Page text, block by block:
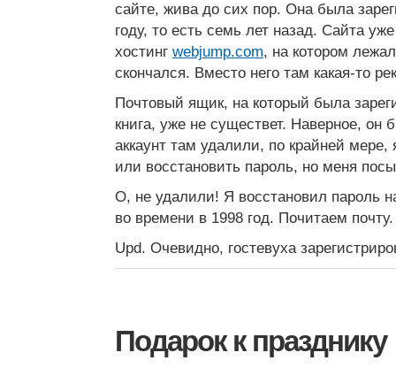
сайте, жива до сих пор. Она была
году, то есть семь лет назад. Сайта
хостинг webjump.com, на котором
скончался. Вместо него там какая-то
Почтовый ящик, на который была
книга, уже не существет. Наверное, он
аккаунт там удалили, по крайней мере,
или восстановить пароль, но меня
О, не удалили! Я восстановил пароль
во времени в 1998 год. Почитаем почту.
Upd. Очевидно, гостевуха
Подарок к празднику